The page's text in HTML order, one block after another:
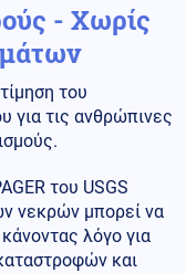
- Χωρίς
του
για τις ανθρώπινες
του USGS
νεκρών μπορεί να
λόγο για
και